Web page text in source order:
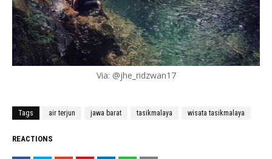
Via: @jhe_ridzwan17
Tags air terjun jawa barat tasikmalaya wisata tasikmalaya
REACTIONS